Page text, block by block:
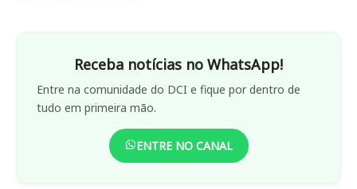
Receba notícias no WhatsApp!
Entre na comunidade do DCI e fique por dentro de
tudo em primeira mão.
ENTRE NO CANAL